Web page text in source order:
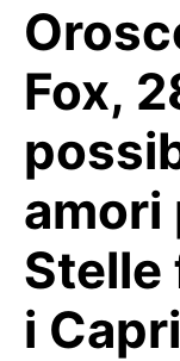
Fox,
amori
Stelle
i